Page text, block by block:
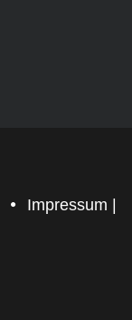
Impressum